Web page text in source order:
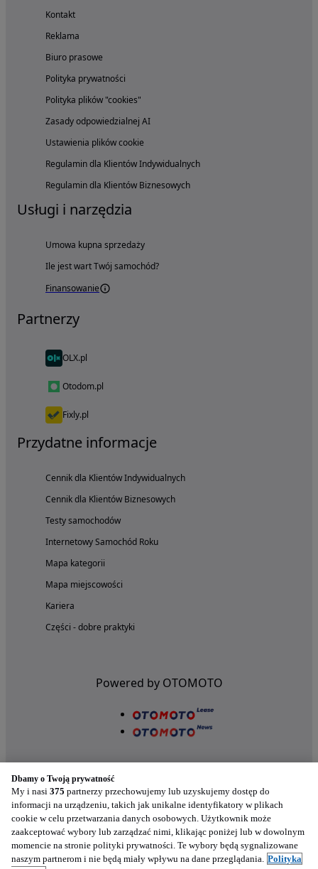
Kontakt
Reklama
Biuro prasowe
Polityka prywatności
Polityka plików "cookies"
Zasady odpowiedzialnej AI
Ustawienia plików cookie
Regulamin dla Klientów Indywidualnych
Regulamin dla Klientów Biznesowych
Usługi i narzędzia
Umowa kupna sprzedaży
Ile jest wart Twój samochód?
Finansowanie
Partnerzy
OLX.pl
Otodom.pl
Fixly.pl
Przydatne informacje
Cennik dla Klientów Indywidualnych
Cennik dla Klientów Biznesowych
Testy samochodów
Internetowy Samochód Roku
Mapa kategorii
Mapa miejscowości
Kariera
Części - dobre praktyki
Powered by OTOMOTO
Nasze aplikacje w twoim telefonie
Dbamy o Twoją prywatność
My i nasi 375 partnerzy przechowujemy lub uzyskujemy dostęp do
informacji na urządzeniu, takich jak unikalne identyfikatory w plikach
cookie w celu przetwarzania danych osobowych. Użytkownik może
zaakceptować wybory lub zarządzać nimi, klikając poniżej lub w dowolnym
momencie na stronie polityki prywatności. Te wybory będą sygnalizowane
naszym partnerom i nie będą miały wpływu na dane przeglądania. Polityka